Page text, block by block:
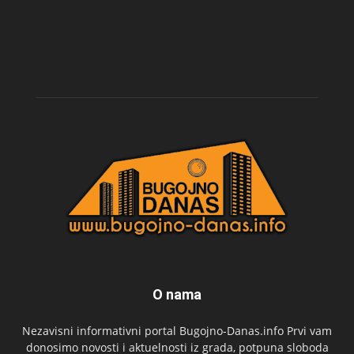
O nama
Nezavisni informativni portal Bugojno-Danas.info Prvi vam
donosimo novosti i aktuelnosti iz grada, potpuna sloboda